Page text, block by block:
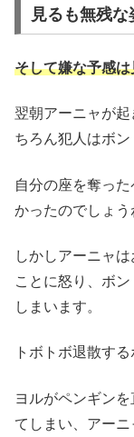
見るも無残
そして嫌な予感
翌朝アーニャが
ちろん犯人はボン
自分の座を奪っ
かったのでしょう
しかしアーニャ
ことに怒り、ボ
しまいます。
トボトボ退散する
ヨルがペンギン
てしまい、アーニ